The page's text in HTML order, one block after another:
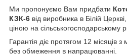
Ми пропонуємо Вам придбати
КЗК-6 від виробника в Білій
ціною на сільськогосподарському
Гарантія діє протягом 12 місяців
без обмеження в напрацюванні.